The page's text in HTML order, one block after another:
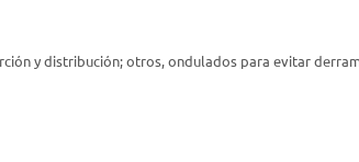
y distribución; otros, ondulados para evitar